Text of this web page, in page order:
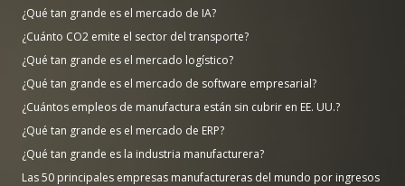
¿Qué tan grande es el mercado de IA?
¿Cuánto CO2 emite el sector del transporte?
¿Qué tan grande es el mercado logístico?
¿Qué tan grande es el mercado de software empresarial?
¿Cuántos empleos de manufactura están sin cubrir en EE. UU.?
¿Qué tan grande es el mercado de ERP?
¿Qué tan grande es la industria manufacturera?
Las 50 principales empresas manufactureras del mundo por ingresos